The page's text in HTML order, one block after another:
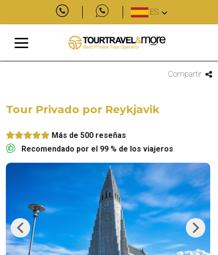
ES
Compartir
Tour Privado por Reykjavik
Más de 500 reseñas
Recomendado por el 99 % de los viajeros
Previous Next